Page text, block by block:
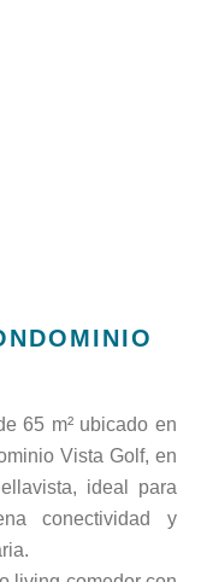
65 m² ubicado en
Vista Golf, en
ideal para
conectividad y